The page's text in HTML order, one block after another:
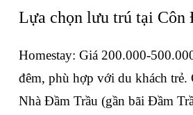
Lựa chọn lưu trú tại Côn
Homestay: Giá 200.000-
đêm, phù hợp với du khách trẻ.
Nhà Đầm Trầu (gần bãi Đầm